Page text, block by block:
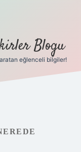
Blogu
eğlenceli bilgiler!